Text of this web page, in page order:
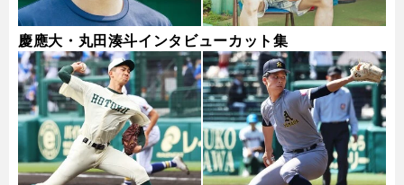
慶應大・丸田湊斗インタビューカット集